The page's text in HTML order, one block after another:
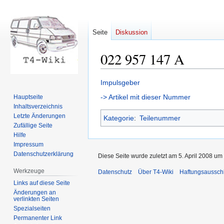
022 957 147 A
Zur
Navigation
Zur
Suche
Impulsgeber
-> Artikel mit dieser Nummer
Kategorie: Teilenummer
Seite Diskussion
Hauptseite
Inhaltsverzeichnis
Letzte Änderungen
Zufällige Seite
Hilfe
Impressum
Datenschutzerklärung
Werkzeuge
Links auf diese Seite
Änderungen an
verlinkten Seiten
Spezialseiten
Permanenter Link
Diese Seite wurde zuletzt am 5. April 2008
Datenschutz Über T4-Wiki